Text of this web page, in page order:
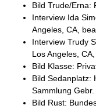
Bild Trude/Erna:
Interview Ida
Angeles, CA,
Interview Trudy
Los Angeles,
Bild Klasse:
Bild Sedanplatz:
Sammlung
Bild Rust: